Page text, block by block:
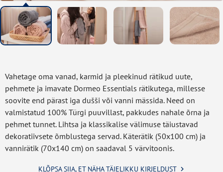
Vahetage oma vanad, karmid ja pleekinud rätikud uute,
pehmete ja imavate Dormeo Essentials rätikutega, millesse
soovite end pärast iga dušši või vanni mässida. Need on
valmistatud 100% Türgi puuvillast, pakkudes nahale õrna ja
pehmet tunnet. Lihtsa ja klassikalise välimuse täiustavad
dekoratiivsete õmblustega servad. Käterätik (50x100 cm) ja
vannirätik (70x140 cm) on saadaval 5 värvitoonis.
KLÕPSA SIIA, ET NÄHA TÄIELIKKU KIRJELDUST